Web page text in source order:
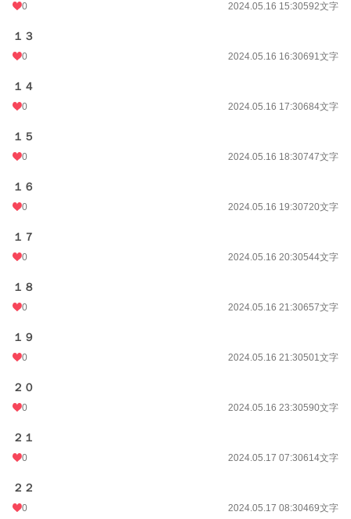
0 2024.05.16 15:30592文字
１３
0 2024.05.16 16:30691文字
１４
0 2024.05.16 17:30684文字
１５
0 2024.05.16 18:30747文字
１６
0 2024.05.16 19:30720文字
１７
0 2024.05.16 20:30544文字
１８
0 2024.05.16 21:30657文字
１９
0 2024.05.16 21:30501文字
２０
0 2024.05.16 23:30590文字
２１
0 2024.05.17 07:30614文字
２２
0 2024.05.17 08:30469文字